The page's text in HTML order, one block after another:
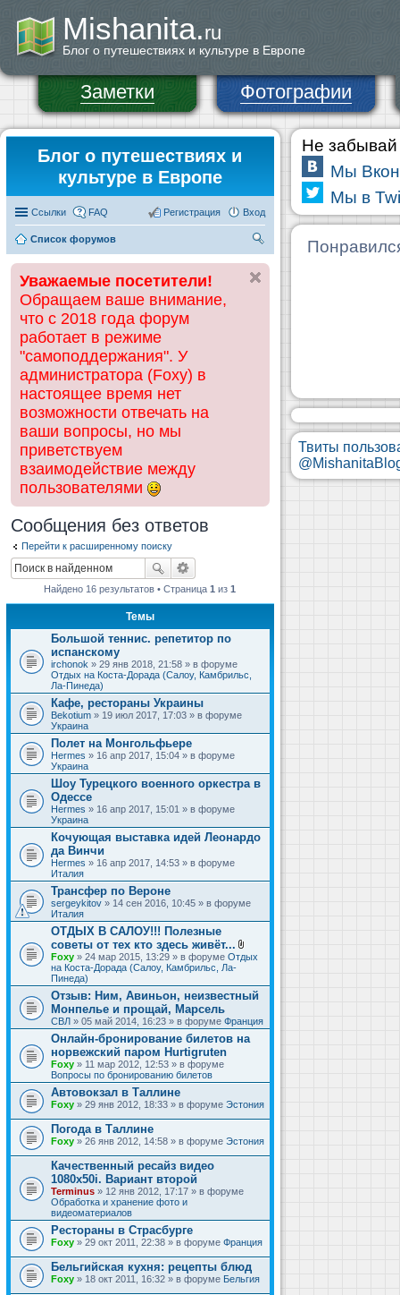
Mishanita.ru
Блог о путешествиях и культуре в Европе
Заметки Фотографии
Блог о путешествиях и
культуре в Европе
Ссылки FAQ Вход
Регистрация
Список форумов
ск
Уважаемые посетители!
Обращаем ваше внимание,
что с 2018 года форум
работает в режиме
"самоподдержания". У
администратора (Foxy) в
настоящее время нет
возможности отвечать на
ваши вопросы, но мы
приветствуем
взаимодействие между
пользователями
Сообщения без ответов
Перейти к расширенному поиску
Найдено 16 результатов • Страница1 из1
Темы
Большой теннис. репетитор по
испанскому
irchonok » 29 янв 2018, 21:58 » в форуме
Отдых на Коста-Дорада (Салоу, Камбрильс,
Ла-Пинеда)
Кафе, рестораны Украины
Bekotium » 19 июл 2017, 17:03 » в форуме
Украина
Полет на Монгольфьере
Hermes » 16 апр 2017, 15:04 » в форуме
Украина
Шоу Турецкого военного оркестра в
Одессе
Hermes » 16 апр 2017, 15:01 » в форуме
Украина
Кочующая выставка идей Леонардо
да Винчи
Hermes » 16 апр 2017, 14:53 » в форуме
Италия
Трансфер по Вероне
sergeykitov » 14 сен 2016, 10:45 » в форуме
Италия
ОТДЫХ В САЛОУ!!! Полезные
советы от тех кто здесь живёт...
В
л
ж
е
и
я
Foxy » 24 мар 2015, 13:29 » в форуме Отдых
на Коста-Дорада (Салоу, Камбрильс, Ла-
Пинеда)
Отзыв: Ним, Авиньон, неизвестный
Монпелье и прощай, Марсель
СВЛ » 05 май 2014, 16:23 » в форуме Франция
Онлайн-бронирование билетов на
норвежский паром Hurtigruten
Foxy » 11 мар 2012, 12:53 » в форуме
Вопросы по бронированию билетов
Автовокзал в Таллине
Foxy » 29 янв 2012, 18:33 » в форуме Эстония
Погода в Таллине
Foxy » 26 янв 2012, 14:58 » в форуме Эстония
Качественный ресайз видео
1080x50i. Вариант второй
Terminus » 12 янв 2012, 17:17 » в форуме
Обработка и хранение фото и
видеоматериалов
Рестораны в Страсбурге
Foxy » 29 окт 2011, 22:38 » в форуме Франция
Бельгийская кухня: рецепты блюд
Foxy » 18 окт 2011, 16:32 » в форуме Бельгия
Не забывай
Мы
Мы в
Твиты